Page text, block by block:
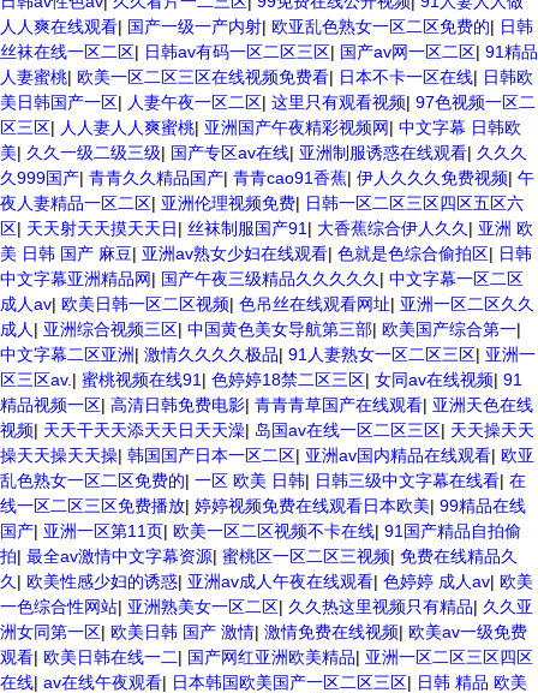
人人爽在线观看| 国产一级一产内射| 欧亚乱色熟女一区二区免费的| 日韩
丝袜在线一区二区| 日韩av有码一区二区三区| 国产av网一区二区| 91精品
人妻蜜桃| 欧美一区二区三区在线视频免费看| 日本不卡一区在线| 日韩欧
美日韩国产一区| 人妻午夜一区二区| 这里只有观看视频| 97色视频一区二
区三区| 人人妻人人爽蜜桃| 亚洲国产午夜精彩视频网| 中文字幕 日韩欧
美| 久久一级二级三级| 国产专区av在线| 亚洲制服诱惑在线观看| 久久久
久999国产| 青青久久精品国产| 青青cao91香蕉| 伊人久久久免费视频| 午
夜人妻精品一区二区| 亚洲伦理视频免费| 日韩一区二区三区四区五区六
区| 天天射天天摸天天日| 丝袜制服国产91 | 大香蕉综合伊人久久 | 亚洲 欧
美 日韩 国产 麻豆| 亚洲av熟女少妇在线观看| 色就是色综合偷拍区| 日韩
中文字幕亚洲精品网| 国产午夜三级精品久久久久久 | 中文字幕一区二区
成人av| 欧美日韩一区二区视频| 色吊丝在线观看网址| 亚洲一区二区久久
成人 | 亚洲综合视频三区| 中国黄色美女导航第三部| 欧美国产综合第一|
中文字幕二区亚洲| 激情久久久久极品| 91人妻熟女一区二区三区| 亚洲一
区三区av. | 蜜桃视频在线91 | 色婷婷18禁二区三区| 女同av在线视频| 91
精品视频一区| 高清日韩免费电影| 青青青草国产在线观看| 亚洲天色在线
视频| 天天干天天添天天日天天澡| 岛国av在线一区二区三区| 天天操天天
操天天操天天操| 韩国国产日本一区二区| 亚洲av国内精品在线观看| 欧亚
乱色熟女一区二区免费的| 一区 欧美 日韩| 日韩三级中文字幕在线看| 在
线一区二区三区免费播放| 婷婷视频免费在线观看日本欧美| 99精品在线
国产| 亚洲一区第11页| 欧美一区二区视频不卡在线| 91国产精品自拍偷
拍| 最全av激情中文字幕资源| 蜜桃区一区二区三视频| 免费在线精品久
久 | 欧美性感少妇的诱惑| 亚洲av成人午夜在线观看| 色婷婷 成人av| 欧美
一色综合性网站| 亚洲熟美女一区二区| 久久热这里视频只有精品| 久久亚
洲女同第一区| 欧美日韩 国产 激情| 激情免费在线视频| 欧美av一级免费
观看| 欧美日韩在线一二| 国产网红亚洲欧美精品| 亚洲一区二区三区四区
在线| av在线午夜观看| 日本韩国欧美国产一区二区三区| 日韩 精品 欧美